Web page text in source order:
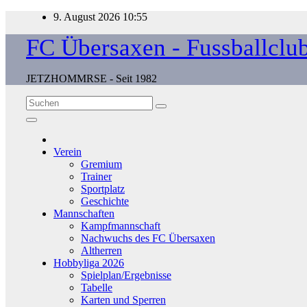
springen
9. August 2026 10:55
FC Übersaxen -
JETZHOMMRSE - Seit 1982
Verein
Gremium
Trainer
Sportplatz
Geschichte
Mannschaften
Kampfmannschaft
Nachwuchs des FC Übersaxen
Altherren
Hobbyliga 2026
Spielplan/Ergebnisse
Tabelle
Karten und Sperren